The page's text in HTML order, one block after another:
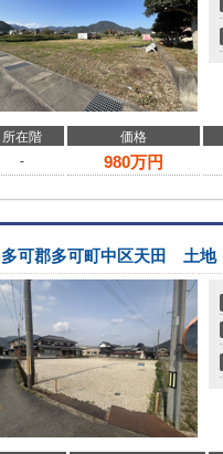
所在階 価格
-
980万円
多可郡多可町中区天田 土地